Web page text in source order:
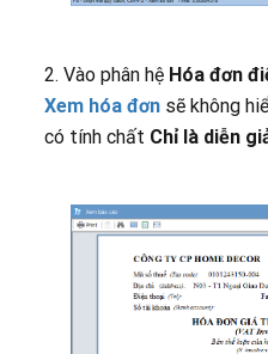
2. Vào phân hệ Hóa đơn
Xem hóa đơn sẽ không
có tính chất Chỉ là diễn